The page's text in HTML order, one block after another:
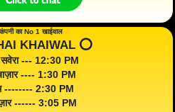
का No 1 खाईवाल
KHAIWAL ⭕️
सवेरा --- 12:30 PM
---- 1:30 PM
-------- 2:30 PM
------ 3:05 PM